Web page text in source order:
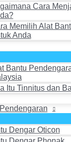
Cara
Memilih Alat
Anda
Bantu
Itu Tinnitus dan
Dengar Oticon